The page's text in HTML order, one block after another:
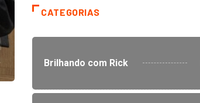
CATEGORIAS
Brilhando com Rick